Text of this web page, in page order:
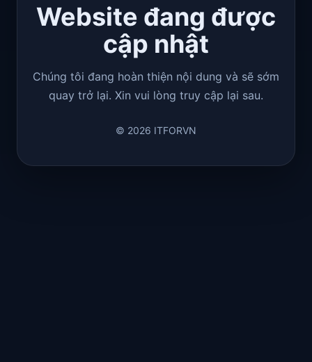
Website đang được
cập nhật
Chúng tôi đang hoàn thiện nội dung và sẽ sớm
quay trở lại. Xin vui lòng truy cập lại sau.
© 2026 ITFORVN